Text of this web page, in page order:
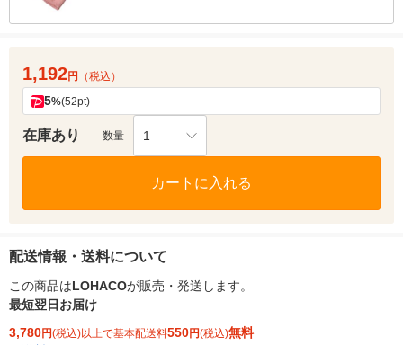
1,192円 （税込）
5%(52pt)
在庫あり 数量 1
カートに入れる
配送情報・送料について
この商品はLOHACOが販売・発送します。
最短翌日お届け
3,780円(税込)以上で基本配送料550円(税込)無料